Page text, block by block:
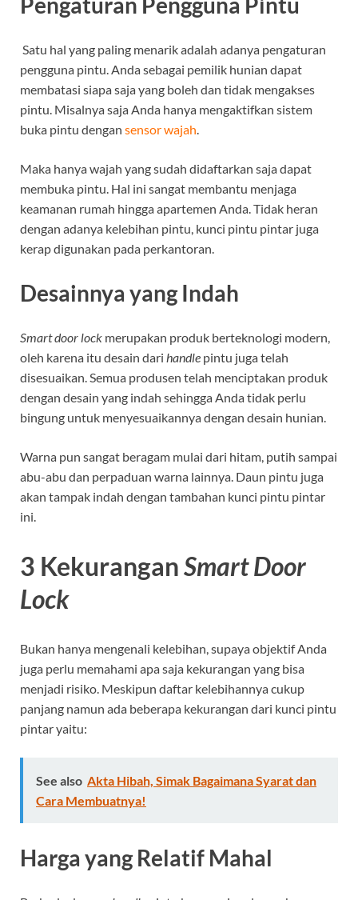
Satu hal yang paling menarik adalah adanya pengaturan
pengguna pintu. Anda sebagai pemilik hunian dapat
membatasi siapa saja yang boleh dan tidak mengakses
pintu. Misalnya saja Anda hanya mengaktifkan sistem
buka pintu dengan sensor wajah.
Maka hanya wajah yang sudah didaftarkan saja dapat
membuka pintu. Hal ini sangat membantu menjaga
keamanan rumah hingga apartemen Anda. Tidak heran
dengan adanya kelebihan pintu, kunci pintu pintar juga
kerap digunakan pada perkantoran.
Desainnya yang Indah
Smart door lock merupakan produk berteknologi modern,
oleh karena itu desain dari handle pintu juga telah
disesuaikan. Semua produsen telah menciptakan produk
dengan desain yang indah sehingga Anda tidak perlu
bingung untuk menyesuaikannya dengan desain hunian.
Warna pun sangat beragam mulai dari hitam, putih sampai
abu-abu dan perpaduan warna lainnya. Daun pintu juga
akan tampak indah dengan tambahan kunci pintu pintar
ini.
3 KekuranganSmart Door
Lock
Bukan hanya mengenali kelebihan, supaya objektif Anda
juga perlu memahami apa saja kekurangan yang bisa
menjadi risiko. Meskipun daftar kelebihannya cukup
panjang namun ada beberapa kekurangan dari kunci pintu
pintar yaitu:
See also Akta Hibah, Simak Bagaimana Syarat dan
Cara Membuatnya!
Harga yang Relatif Mahal